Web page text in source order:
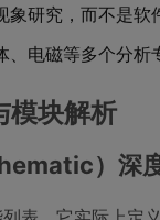
象研究，而不是软
、电磁等多个分析
块解析
）深